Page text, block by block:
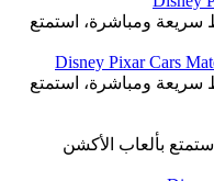
سريعة ومباشرة، استمتع
Disney Pixar Cars
سريعة ومباشرة، استمتع
بألعاب الأكشن